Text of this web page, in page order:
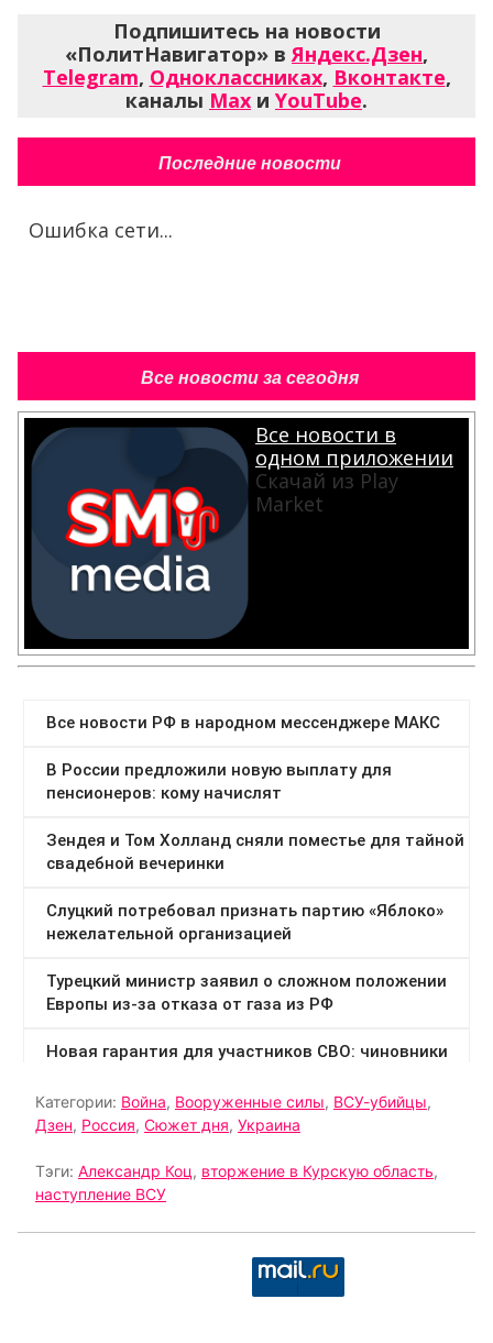
Подпишитесь на новости
«ПолитНавигатор» вЯндекс.Дзен,
Telegram, Одноклассниках, Вконтакте,
каналы Max и YouTube.
Последние новости
Ошибка сети...
Все новости за сегодня
Все новости в
одном приложении
Скачай из Play
Market
Категории: Война, Вооруженные силы, ВСУ-убийцы,
Дзен, Россия, Сюжет дня, Украина
Тэги: Александр Коц, вторжение в Курскую область,
наступление ВСУ